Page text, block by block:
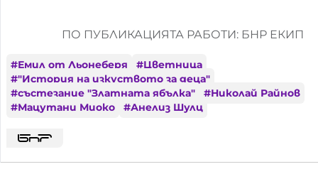
ПО ПУБЛИКАЦИЯТА РАБОТИ: БНР ЕКИП
#Емил от Льонеберя #Цветница
#"История на изкуството за деца"
#състезание "Златната ябълка" #Николай Райнов
#Мацутани Миоко #Анелиз Шулц